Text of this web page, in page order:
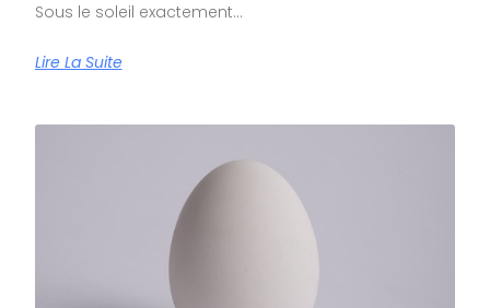
Sous le soleil exactement…
Lire La Suite